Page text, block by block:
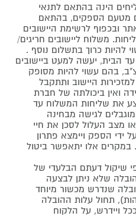
הינה בהתאם לתנאי
מטעם הספקים, בהתאם
ובכפוף לרשימת היישובים
משלוח ליישובים חריגים/
להיות כרוך בתשלום נוסף .
הבית, יעשה למעט ביישובים
בהם עשוי להיות מסופק
היישוב ותתקבל
ואין ביכולתה של חברת
את שליחות המשלוח עד
לגישה מבחינה
או מצב העלול לסכן את חיי
ידי הספק ויימצא פתרון
במקרים אלו יתאפשר ביטול
שיקול דעתם הבלעדי של
שלא ניתן לבצעה
שנדרש מכשור מיוחד
תחול עלות ההובלה
ויידרש, על הלקוח